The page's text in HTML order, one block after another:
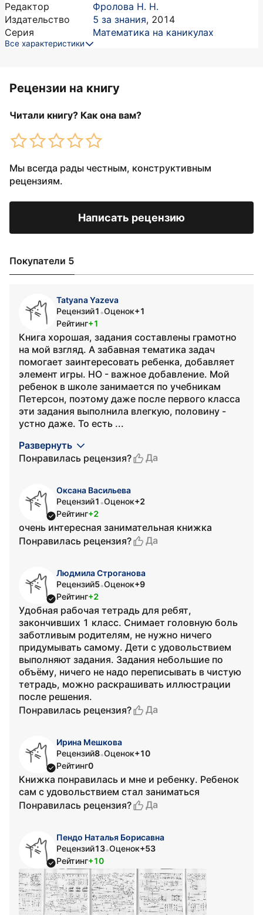
Редактор
Фролова Н. Н.
Издательство
5 за знания, 2014
Серия
Математика на каникулах
Все характеристики
Рецензии на книгу
Читали книгу? Как она вам?
Мы всегда рады честным, конструктивным
рецензиям.
Написать рецензию
Покупатели 5
Tatyana Yazeva
Рецензий1 •Оценок+1
Рейтинг+1
Книга хорошая, задания составлены грамотно
на мой взгляд. А забавная тематика задач
помогает заинтересовать ребенка, добавляет
элемент игры. НО - важное добавление. Мой
ребенок в школе занимается по учебникам
Петерсон, поэтому даже после первого класса
эти задания выполнила влегкую, половину -
устно даже. То есть ...
Развернуть
Понравилась рецензия?
Да
Оксана Васильева
Рецензий1 •Оценок+2
Рейтинг+2
очень интересная занимательная книжка
Понравилась рецензия?
Да
Людмила Строганова
Рецензий5•Оценок+9
Рейтинг+2
Удобная рабочая тетрадь для ребят,
закончивших 1 класс. Снимает головную боль
заботливым родителям, не нужно ничего
придумывать самому. Дети с удовольствием
выполняют задания. Задания небольшие по
объёму, ничего не надо переписывать в чистую
тетрадь, можно раскрашивать иллюстрации
после решения.
Понравилась рецензия?
Да
Ирина Мешкова
Рецензий8•Оценок+10
Рейтинг0
Книжка понравилась и мне и ребенку. Ребенок
сам с удовольствием стал заниматься
Понравилась рецензия?
Да
Пендо Наталья Борисавна
Рецензий13•Оценок+53
Рейтинг+10